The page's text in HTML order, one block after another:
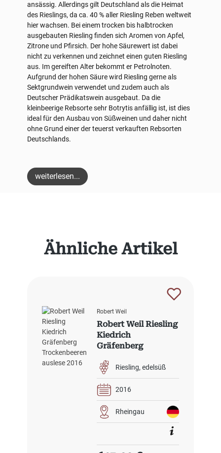
Produktgalerie überspringen
Ähnliche Artikel
Robert Weil
Robert Weil Riesling
Kiedrich
Gräfenberg
ese 2016
Riesling edelsüß
2016
Rheingau
ansässig. Allerdings gilt Deutschland als die Heimat
des Rieslings, da ca. 40 % aller Riesling Reben weltweit
hier wachsen. Bei einem trocken bis halbtrocken
ausgebauten Riesling finden sich Aromen von Apfel,
Zitrone und Pfirsich. Der hohe Säurewert ist dabei
nicht zu verkennen und zeichnet einen guten Riesling
aus. Im gereiften Alter bekommt er Petrolnoten.
Aufgrund der hohen Säure wird Riesling gerne als
Sektgrundwein verwendet und zudem auch als
Deutscher Prädikatswein ausgebaut. Da die
kleinbeerige Rebsorte sehr Botrytis anfällig ist, ist dies
ideal für den Ausbau von Süßweinen und daher nicht
ohne Grund einer der teuerst verkauften Rebsorten
Deutschlands.
weiterlesen...